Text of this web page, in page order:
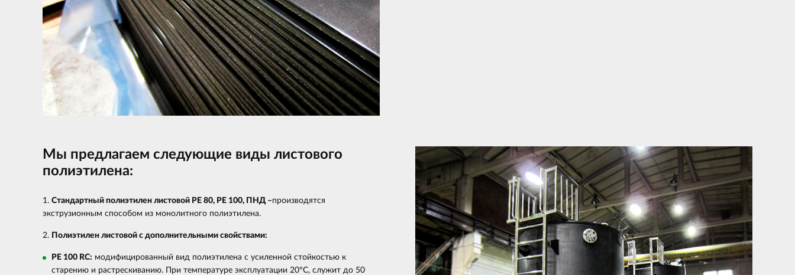
Мы предлагаем следующие виды листового
полиэтилена:
1. Стандартный полиэтилен листовой PE 80, PE 100, ПНД –производятся
экструзионным способом из монолитного полиэтилена.
2. Полиэтилен листовой с дополнительными свойствами:
PE 100 RC: модифицированный вид полиэтилена с усиленной стойкостью к
старению и растрескиванию. При температуре эксплуатации 20°С, служит до 50